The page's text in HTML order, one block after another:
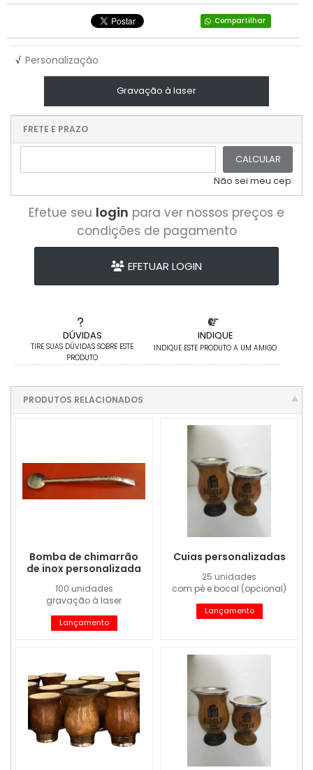
Compartilhar
√ Personalização
Gravação à laser
DÚVIDAS
TIRE SUAS DÚVIDAS SOBRE ESTE
PRODUTO
INDIQUE
INDIQUE ESTE PRODUTO A UM AMIGO
Efetue seu login para ver nossos preços e
condições de pagamento
EFETUAR LOGIN
FRETE E PRAZO
CALCULAR
Não sei meu cep
PRODUTOS RELACIONADOS
100 unidades
gravação à laser
Bomba de chimarrão
de inox personalizada
Lançamento
25 unidades
com pé e bocal (opcional)
Cuias personalizadas
Lançamento